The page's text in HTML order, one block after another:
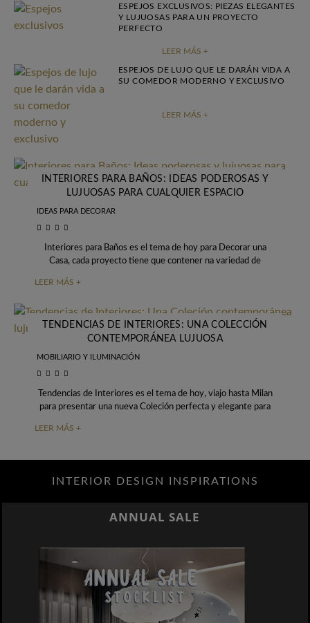
ESPEJOS EXCLUSIVOS: PIEZAS ELEGANTES
Y LUJUOSAS PARA UN PROYECTO
PERFECTO
LEER MÁS +
ESPEJOS DE LUJO QUE LE DARÁN VIDA A
SU COMEDOR MODERNO Y EXCLUSIVO
LEER MÁS +
INTERIORES PARA BAÑOS: IDEAS PODEROSAS Y
LUJUOSAS PARA CUALQUIER ESPACIO
IDEAS PARA DECORAR
Interiores para Baños es el tema de hoy para Decorar una
Casa, cada proyecto tiene que contener na variedad de
LEER MÁS +
TENDENCIAS DE INTERIORES: UNA COLECCIÓN
CONTEMPORÁNEA LUJUOSA
MOBILIARIO Y ILUMINACIÓN
Tendencias de Interiores es el tema de hoy, viajo hasta Milan
para presentar una nueva Coleción perfecta y elegante para
LEER MÁS +
INTERIOR DESIGN INSPIRATIONS
ANNUAL SALE